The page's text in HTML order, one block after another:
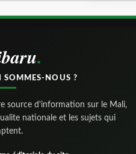
SOMMES-NOUS ?
source d'information sur le Mali,
nationale et les sujets qui